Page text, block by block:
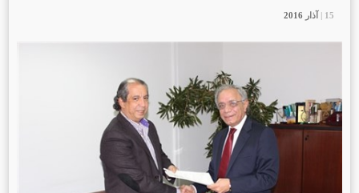
15 | آذار 15 | آذار 15 | آذار